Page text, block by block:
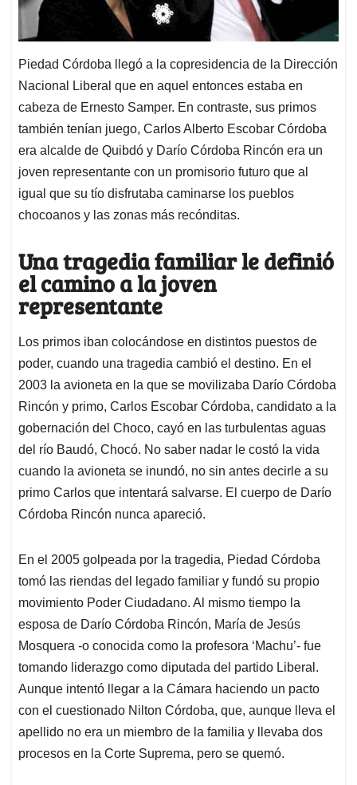
Piedad Córdoba llegó a la copresidencia de la Dirección
Nacional Liberal que en aquel entonces estaba en
cabeza de Ernesto Samper. En contraste, sus primos
también tenían juego, Carlos Alberto Escobar Córdoba
era alcalde de Quibdó y Darío Córdoba Rincón era un
joven representante con un promisorio futuro que al
igual que su tío disfrutaba caminarse los pueblos
chocoanos y las zonas más recónditas.
Una tragedia familiar le definió
el camino a la joven
representante
Los primos iban colocándose en distintos puestos de
poder, cuando una tragedia cambió el destino. En el
2003 la avioneta en la que se movilizaba Darío Córdoba
Rincón y primo, Carlos Escobar Córdoba, candidato a la
gobernación del Choco, cayó en las turbulentas aguas
del río Baudó, Chocó. No saber nadar le costó la vida
cuando la avioneta se inundó, no sin antes decirle a su
primo Carlos que intentará salvarse. El cuerpo de Darío
Córdoba Rincón nunca apareció.
En el 2005 golpeada por la tragedia, Piedad Córdoba
tomó las riendas del legado familiar y fundó su propio
movimiento Poder Ciudadano. Al mismo tiempo la
esposa de Darío Córdoba Rincón, María de Jesús
Mosquera -o conocida como la profesora ‘Machu’- fue
tomando liderazgo como diputada del partido Liberal.
Aunque intentó llegar a la Cámara haciendo un pacto
con el cuestionado Nilton Córdoba, que, aunque lleva el
apellido no era un miembro de la familia y llevaba dos
procesos en la Corte Suprema, pero se quemó.